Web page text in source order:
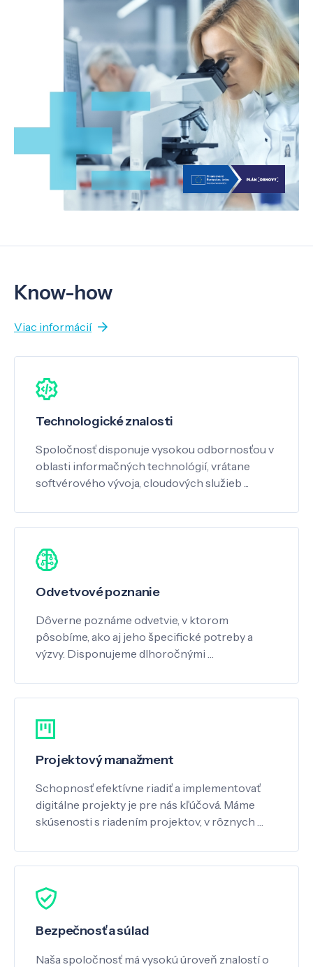
Know-how
Viac informácií
Technologické znalosti
Spoločnosť disponuje vysokou odbornosťou v
oblasti informačných technológií, vrátane
softvérového vývoja, cloudových služieb ...
Odvetvové poznanie
Dôverne poznáme odvetvie, v ktorom
pôsobíme, ako aj jeho špecifické potreby a
výzvy. Disponujeme dlhoročnými …
Projektový manažment
Schopnosť efektívne riadiť a implementovať
digitálne projekty je pre nás kľúčová. Máme
skúsenosti s riadením projektov, v rôznych …
Bezpečnosť a súlad
Naša spoločnosť má vysokú úroveň znalostí o